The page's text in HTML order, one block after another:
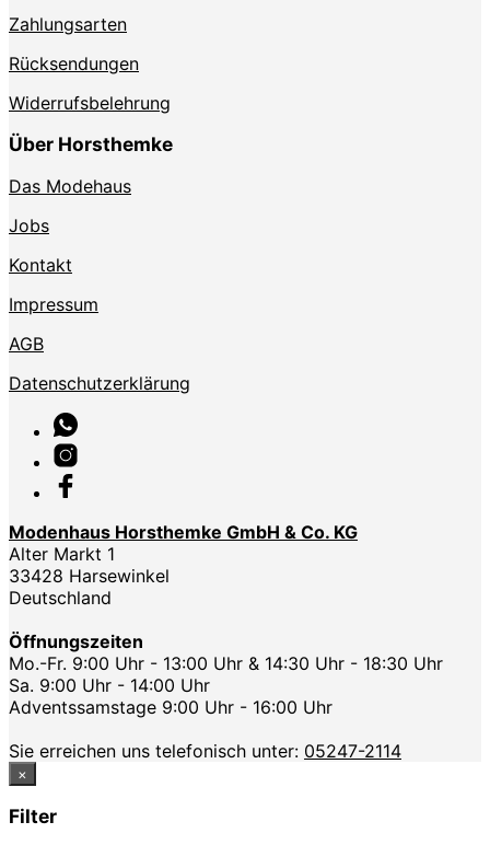
Zahlungsarten
Rücksendungen
Widerrufsbelehrung
Über Horsthemke
Das Modehaus
Jobs
Kontakt
Impressum
AGB
Datenschutzerklärung
Modenhaus Horsthemke GmbH & Co. KG
Alter Markt 1
33428 Harsewinkel
Deutschland
Öffnungszeiten
Mo.-Fr. 9:00 Uhr - 13:00 Uhr & 14:30 Uhr - 18:30 Uhr
Sa. 9:00 Uhr - 14:00 Uhr
Adventssamstage 9:00 Uhr - 16:00 Uhr
Sie erreichen uns telefonisch unter: 05247-2114
×
Filter